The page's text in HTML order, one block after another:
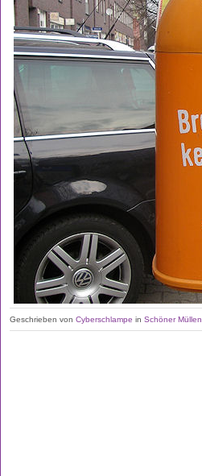
Geschrieben vonCyberschlampeinSchöner Müllen